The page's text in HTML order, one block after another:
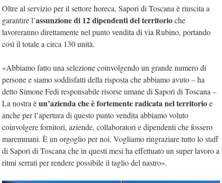
Oltre al servizio per il settore horeca, Sapori di Toscana è riuscita a
garantire l’assunzione di 12 dipendenti del territorioche
lavoreranno direttamente nel punto vendita di via Rubino, portando
così il totale a circa 130 unità.
«Abbiamo fatto una selezione coinvolgendo un grande numero di
persone e siamo soddisfatti della risposta che abbiamo avuto – ha
detto Simone Fedi responsabile risorse umane di Sapori di Toscana –
La nostra èun’azienda che è fortemente radicata nel territorioe
anche per l’apertura di questo punto vendita abbiamo voluto
coinvolgere fornitori, aziende, collaboratori e dipendenti che fossero
maremmani. È un orgoglio per noi. Vogliamo ringraziare tutto lo staff
di Sapori di Toscana che in questi mesi ha effettuato un super lavoro a
ritmi serrati per rendere possibile il taglio del nastro».